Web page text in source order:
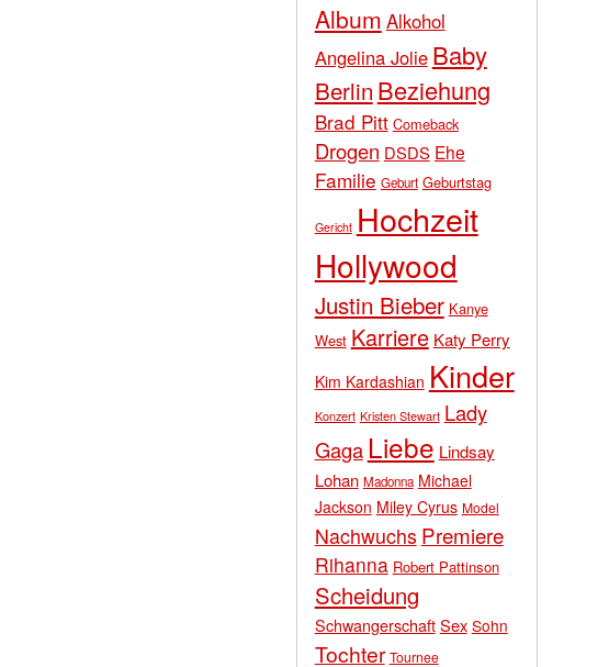
Album Alkohol
Angelina Jolie Baby
Berlin Beziehung
Brad Pitt Comeback
Drogen DSDS Ehe
Familie Geburt Geburtstag
Gericht Hochzeit
Hollywood
Justin Bieber Kanye
West Karriere Katy Perry
Kim Kardashian Kinder
Konzert Kristen Stewart Lady
Gaga Liebe Lindsay
Lohan Madonna Michael
Jackson Miley Cyrus Model
Nachwuchs Premiere
Rihanna Robert Pattinson
Scheidung
Schwangerschaft Sex Sohn
Tochter Tournee